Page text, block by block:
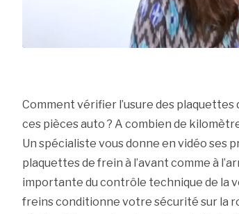
Comment vérifier l’usure des
ces pièces auto ? A combien de
Un spécialiste vous donne en vidéo ses
plaquettes de frein à l’avant comme à
importante du contrôle technique de la
freins conditionne votre sécurité sur la